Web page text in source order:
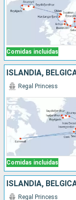
Comidas incluidas
Comidas incluidas
Regal Princess
Regal Princess